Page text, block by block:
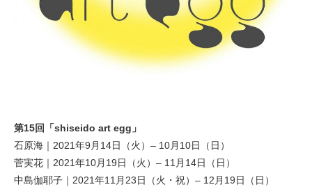
第15回「shiseido art egg」
石原海｜2021年9月14日（火）– 10月10日（日）
菅実花｜2021年10月19日（火）– 11月14日（日）
中島伽耶子｜2021年11月23日（火・祝）– 12月19日（日）